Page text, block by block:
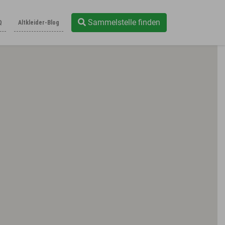
Altkleider-Blog Sammelstelle finden